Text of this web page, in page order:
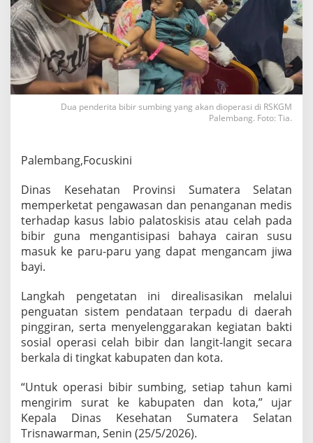
t
a
t
P
e
n
a
w
n
u
s
C
e
l
B
i
b
i
r
p
d
a
B
a
y
Dua penderita bibir sumbing yang akan dioperasi di RSKGM
Palembang. Foto: Tia.
Palembang,Focuskini
Dinas Kesehatan Provinsi Sumatera Selatan
memperketat pengawasan dan penanganan medis
terhadap kasus labio palatoskisis atau celah pada
bibir guna mengantisipasi bahaya cairan susu
masuk ke paru-paru yang dapat mengancam jiwa
bayi.
Langkah pengetatan ini direalisasikan melalui
penguatan sistem pendataan terpadu di daerah
pinggiran, serta menyelenggarakan kegiatan bakti
sosial operasi celah bibir dan langit-langit secara
berkala di tingkat kabupaten dan kota.
“Untuk operasi bibir sumbing, setiap tahun kami
mengirim surat ke kabupaten dan kota,” ujar
Kepala Dinas Kesehatan Sumatera Selatan
Trisnawarman, Senin (25/5/2026).